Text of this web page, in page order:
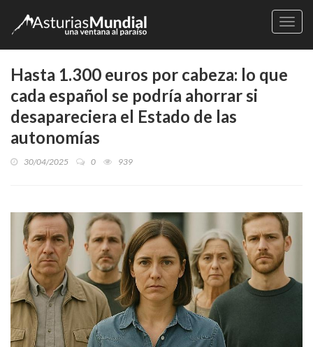
Hasta 1.300 euros por cabeza: lo que
cada español se podría ahorrar si
desapareciera el Estado de las
autonomías
30/04/2025 0 939